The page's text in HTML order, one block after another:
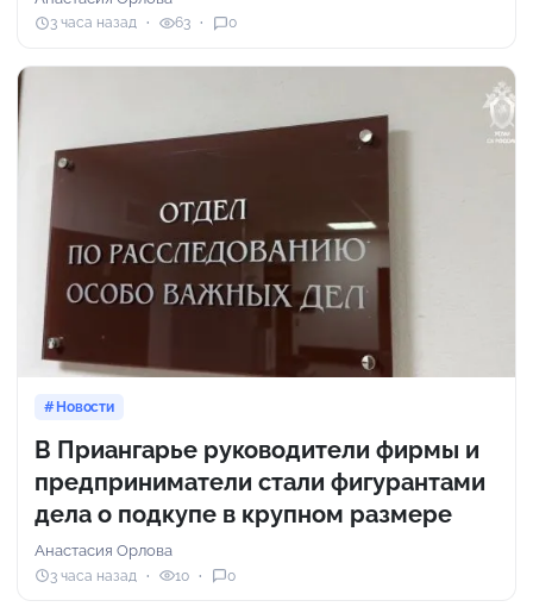
3 часа назад 63 0
Новости
В Приангарье руководители фирмы и
предприниматели стали фигурантами
дела о подкупе в крупном размере
Анастасия Орлова
3 часа назад 10 0